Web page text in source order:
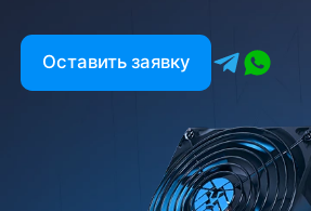
Оставить заявку